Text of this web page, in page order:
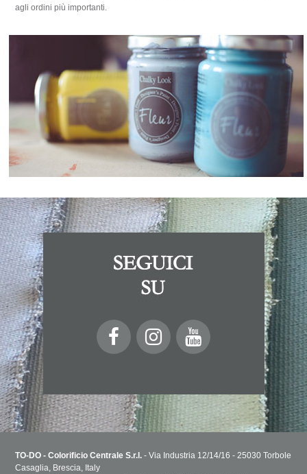
agli ordini più importanti.
TO-DO - Colorificio Centrale S.r.l. - Via Industria 12/14/16 - 25030 Torbole
Casaglia, Brescia, Italy